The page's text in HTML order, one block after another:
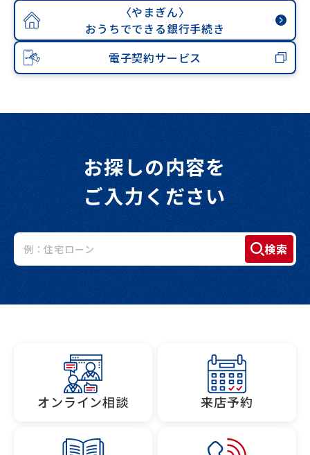
〈やまぎん〉
おうちでできる銀行手続き
電子契約サービス
お探しの内容を
ご入力ください
検索
オンライン相談 来店予約